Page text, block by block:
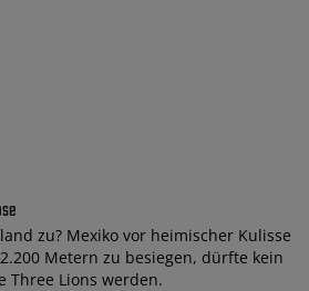
zu? Mexiko vor heimischer Kulisse
Metern zu besiegen, dürfte kein
Three Lions werden.